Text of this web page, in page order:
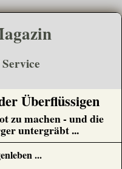
Überflüssigen
zu machen - und die
untergräbt ...
...